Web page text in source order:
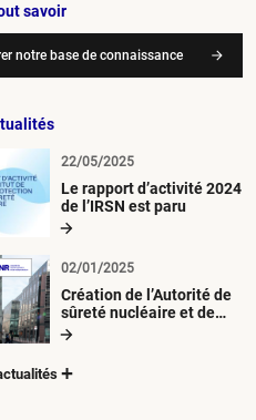
savoir
notre base de connaissance
Le rapport d’activité 2024
de l’IRSN est paru
22/05/2025
Création de l’Autorité de
sûreté nucléaire et de
radioprotection (ASNR)
02/01/2025